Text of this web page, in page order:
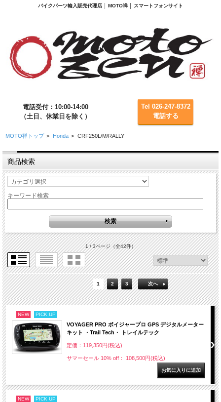
バイクパーツ輸入販売代理店 │ MOTO禅 │ スマートフォンサイト
電話受付：10:00-14:00
（土日、休業日を除く）
Tel 026-247-8372
電話する
MOTO禅トップ > Honda > CRF250L/M/RALLY
商品検索
キーワード検索
1 / 3ページ（全42件）
1 2 3 次へ
NEW PICK UP
VOYAGER PRO ボイジャープロ GPS デジタルメーター
キット ・Trail Tech・ トレイルテック
定価：119,350円(税込)
サマーセール 10% off： 108,500円(税込)
NEW PICK UP